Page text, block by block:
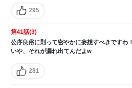
295
第41話(3)
公序良俗に則って密やかに妄想すべきですわ！
いや、それが漏れ出てんだよw
281